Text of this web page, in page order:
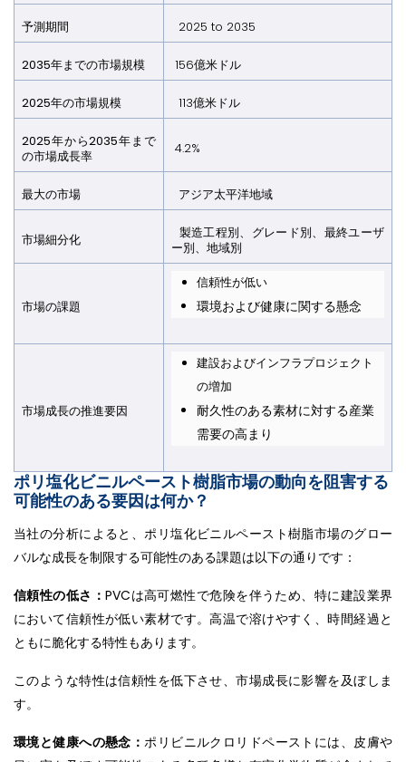
予測期間 2025 to 2035
2035年までの市場規模 156億米ドル
2025年の市場規模 113億米ドル
2025年から2035年まで
の市場成長率
4.2%
最大の市場 アジア太平洋地域
市場細分化
製造工程別、グレード別、最終ユーザ
ー別、地域別
市場の課題
信頼性が低い
環境および健康に関する懸念
市場成長の推進要因
建設およびインフラプロジェクト
の増加
耐久性のある素材に対する産業
需要の高まり
ポリ塩化ビニルペースト樹脂市場の動向を阻害する
可能性のある要因は何か？
当社の分析によると、ポリ塩化ビニルペースト樹脂市場のグロー
バルな成長を制限する可能性のある課題は以下の通りです：
信頼性の低さ：PVCは高可燃性で危険を伴うため、特に建設業界
において信頼性が低い素材です。高温で溶けやすく、時間経過と
ともに脆化する特性もあります。
このような特性は信頼性を低下させ、市場成長に影響を及ぼしま
す。
環境と健康への懸念：ポリビニルクロリドペーストには、皮膚や